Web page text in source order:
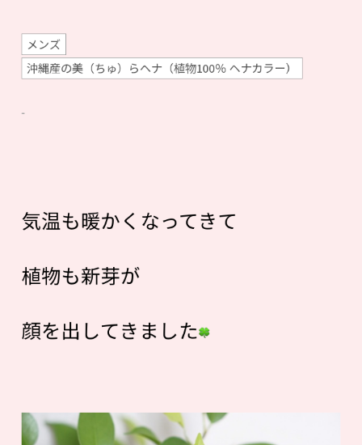
メンズ
沖縄産の美（ちゅ）らヘナ（植物100％ ヘナカラー）
気温も暖かくなってきて
植物も新芽が
顔を出してきました